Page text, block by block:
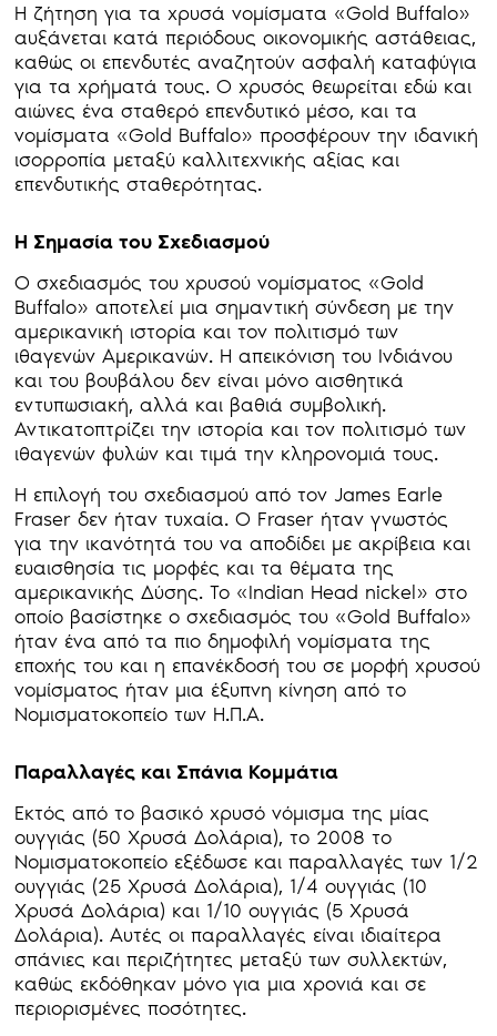
Η ζήτηση για τα χρυσά νομίσματα «Gold Buffalo»
αυξάνεται κατά περιόδους οικονομικής αστάθειας,
καθώς οι επενδυτές αναζητούν ασφαλή καταφύγια
για τα χρήματά τους. Ο χρυσός θεωρείται εδώ και
αιώνες ένα σταθερό επενδυτικό μέσο, και τα
νομίσματα «Gold Buffalo» προσφέρουν την ιδανική
ισορροπία μεταξύ καλλιτεχνικής αξίας και
επενδυτικής σταθερότητας.
Η Σημασία του Σχεδιασμού
Ο σχεδιασμός του χρυσού νομίσματος «Gold
Buffalo» αποτελεί μια σημαντική σύνδεση με την
αμερικανική ιστορία και τον πολιτισμό των
ιθαγενών Αμερικανών. Η απεικόνιση του Ινδιάνου
και του βουβάλου δεν είναι μόνο αισθητικά
εντυπωσιακή, αλλά και βαθιά συμβολική.
Αντικατοπτρίζει την ιστορία και τον πολιτισμό των
ιθαγενών φυλών και τιμά την κληρονομιά τους.
Η επιλογή του σχεδιασμού από τον James Earle
Fraser δεν ήταν τυχαία. Ο Fraser ήταν γνωστός
για την ικανότητά του να αποδίδει με ακρίβεια και
ευαισθησία τις μορφές και τα θέματα της
αμερικανικής Δύσης. Το «Indian Head nickel» στο
οποίο βασίστηκε ο σχεδιασμός του «Gold Buffalo»
ήταν ένα από τα πιο δημοφιλή νομίσματα της
εποχής του και η επανέκδοσή του σε μορφή χρυσού
νομίσματος ήταν μια έξυπνη κίνηση από το
Νομισματοκοπείο των Η.Π.Α.
Παραλλαγές και Σπάνια Κομμάτια
Εκτός από το βασικό χρυσό νόμισμα της μίας
ουγγιάς (50 Χρυσά Δολάρια), το 2008 το
Νομισματοκοπείο εξέδωσε και παραλλαγές των 1/2
ουγγιάς (25 Χρυσά Δολάρια), 1/4 ουγγιάς (10
Χρυσά Δολάρια) και 1/10 ουγγιάς (5 Χρυσά
Δολάρια). Αυτές οι παραλλαγές είναι ιδιαίτερα
σπάνιες και περιζήτητες μεταξύ των συλλεκτών,
καθώς εκδόθηκαν μόνο για μια χρονιά και σε
περιορισμένες ποσότητες.